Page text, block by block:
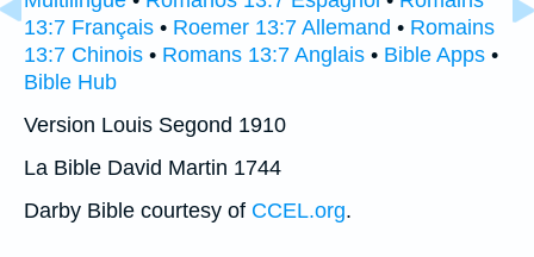
13:7 Français • Roemer 13:7 Allemand • Romains
13:7 Chinois • Romans 13:7 Anglais • Bible Apps •
Bible Hub
Version Louis Segond 1910
La Bible David Martin 1744
Darby Bible courtesy of CCEL.org.